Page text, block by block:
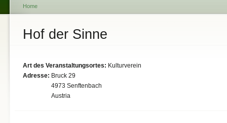
You are here
Home
Hof der Sinne
Art des Veranstaltungsortes: Kulturverein
Adresse: Bruck 29
4973 Senftenbach
Austria